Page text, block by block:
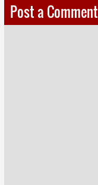
Post a Comment